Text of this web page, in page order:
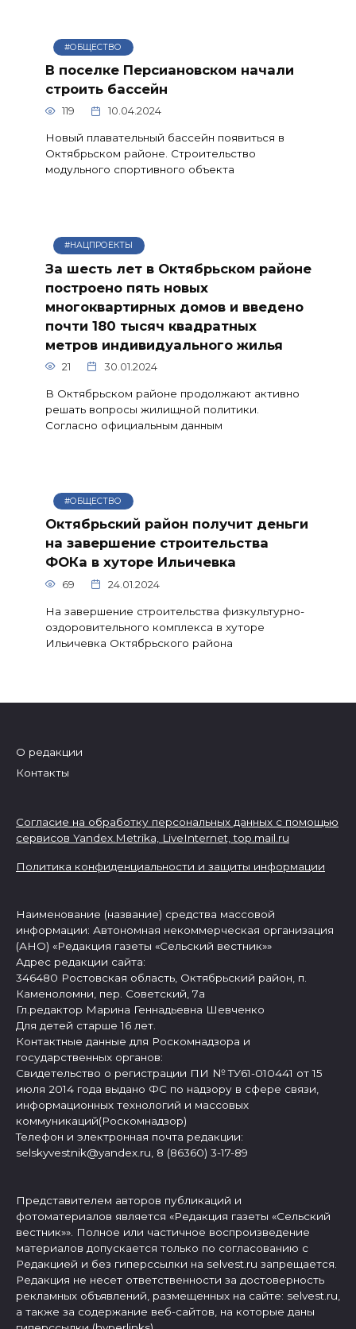
#ОБЩЕСТВО
В поселке Персиановском начали
строить бассейн
119 10.04.2024
Новый плавательный бассейн появиться в
Октябрьском районе. Строительство
модульного спортивного объекта
#НАЦПРОЕКТЫ
За шесть лет в Октябрьском районе
построено пять новых
многоквартирных домов и введено
почти 180 тысяч квадратных
метров индивидуального жилья
21 30.01.2024
В Октябрьском районе продолжают активно
решать вопросы жилищной политики.
Согласно официальным данным
#ОБЩЕСТВО
Октябрьский район получит деньги
на завершение строительства
ФОКа в хуторе Ильичевка
69 24.01.2024
На завершение строительства физкультурно-
оздоровительного комплекса в хуторе
Ильичевка Октябрьского района
О редакции
Контакты
Согласие на обработку персональных данных с помощью
сервисов Yandex.Metrika, LiveInternet,top.mail.ru
Политика конфиденциальности и защиты информации
Наименование (название) средства массовой
информации: Автономная некоммерческая организация
(АНО) «Редакция газеты «Сельский вестник»»
Адрес редакции сайта:
346480 Ростовская область, Октябрьский район, п.
Каменоломни, пер. Советский, 7а
Гл.редактор Марина Геннадьевна Шевченко
Для детей старше 16 лет.
Контактные данные для Роскомнадзора и
государственных органов:
Свидетельство о регистрации ПИ № ТУ61-010441 от 15
июля 2014 года выдано ФС по надзору в сфере связи,
информационных технологий и массовых
коммуникаций(Роскомнадзор)
Телефон и электронная почта редакции:
selskyvestnik@yandex.ru, 8 (86360) 3-17-89
Представителем авторов публикаций и
фотоматериалов является «Редакция газеты «Сельский
вестник»». Полное или частичное воспроизведение
материалов допускается только по согласованию с
Редакцией и без гиперссылки на selvest.ru запрещается.
Редакция не несет ответственности за достоверность
рекламных объявлений, размещенных на сайте: selvest.ru,
а также за содержание веб-сайтов, на которые даны